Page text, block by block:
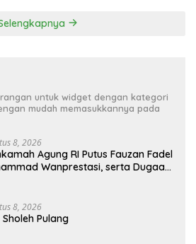
untuk widget dengan kategori
mudah memasukkannya pada
8, 2026
Agung RI Putus Fauzan Fadel
Wanprestasi, serta Dugaan
8, 2026
Sholeh Pulang